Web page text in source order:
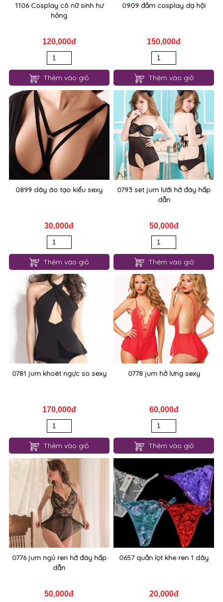
1106 Cosplay cô nữ sinh hư
hỏng
120,000đ
Thêm vào giỏ
0909 đầm cosplay dạ hội
150,000đ
Thêm vào giỏ
0899 dây áo tạo kiểu sexy
30,000đ
Thêm vào giỏ
0793 set jum lưới hở đáy hấp
dẫn
50,000đ
Thêm vào giỏ
0781 jum khoét ngực so sexy
170,000đ
Thêm vào giỏ
0778 jum hở lưng sexy
60,000đ
Thêm vào giỏ
0776 jum ngủ ren hở đáy hấp
dẫn
50,000đ
0657 quần lọt khe ren 1 dây
20,000đ